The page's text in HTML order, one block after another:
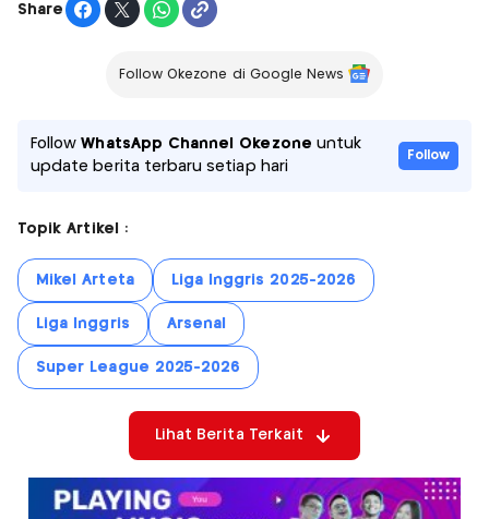
Share
Follow Okezone di Google News
FollowWhatsApp Channel Okezone untuk
update berita terbaru setiap hari
Follow
Topik Artikel :
Mikel Arteta Liga Inggris 2025-2026
Liga Inggris Arsenal
Super League 2025-2026
Lihat Berita Terkait